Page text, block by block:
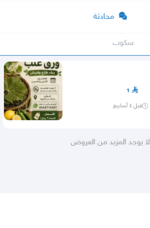
محادثة
سكوب
1
قبل ٤ أسابيع
لا يوجد المزيد من العروض